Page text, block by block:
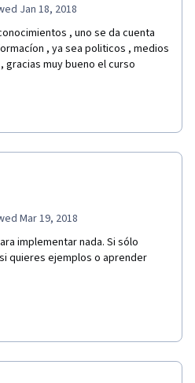
Jan 18, 2018
, uno se da cuenta
, ya sea politicos , medios
muy bueno el curso
Mar 19, 2018
implementar nada. Si sólo
quieres ejemplos o aprender